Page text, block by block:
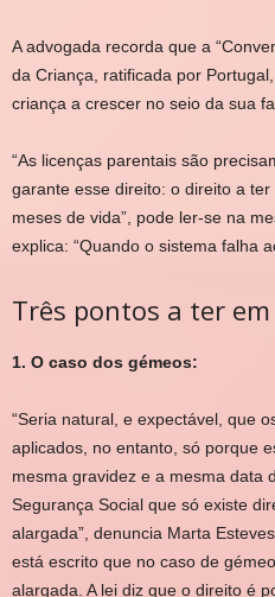
A advogada recorda que a
da Criança, ratificada por Portugal,
criança a crescer no seio da sua
“As licenças parentais são
garante esse direito: o direito a
meses de vida”, pode ler-se na
explica: “Quando o sistema falha
Três pontos a ter
1. O caso dos gémeos:
“Seria natural, e expectável, que
aplicados, no entanto, só porque
mesma gravidez e a mesma data
Segurança Social que só existe
alargada”, denuncia Marta
está escrito que no caso de
alargada. A lei diz que o direito é